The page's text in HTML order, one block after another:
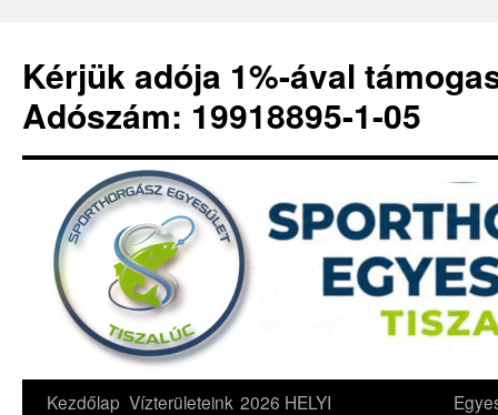
Kérjük adója 1%-ával
Adószám: 19918895-1-05
Kilépés
Kezdőlap Vízterületeink 2026 HELYI